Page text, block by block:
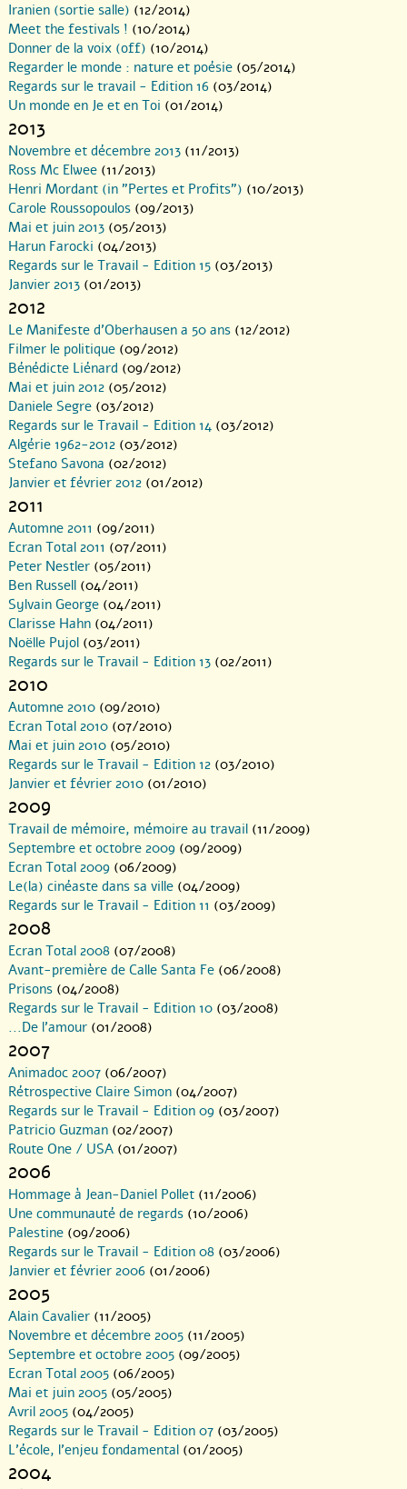
Iranien (sortie salle) (12/2014)
Meet the festivals ! (10/2014)
Donner de la voix (off) (10/2014)
Regarder le monde : nature et poésie (05/2014)
Regards sur le travail - Edition 16 (03/2014)
Un monde en Je et en Toi (01/2014)
2013
Novembre et décembre 2013 (11/2013)
Ross Mc Elwee (11/2013)
Henri Mordant (in "Pertes et Profits") (10/2013)
Carole Roussopoulos (09/2013)
Mai et juin 2013 (05/2013)
Harun Farocki (04/2013)
Regards sur le Travail - Edition 15 (03/2013)
Janvier 2013 (01/2013)
2012
Le Manifeste d’Oberhausen a 50 ans (12/2012)
Filmer le politique (09/2012)
Bénédicte Liénard (09/2012)
Mai et juin 2012 (05/2012)
Daniele Segre (03/2012)
Regards sur le Travail - Edition 14 (03/2012)
Algérie 1962-2012 (03/2012)
Stefano Savona (02/2012)
Janvier et février 2012 (01/2012)
2011
Automne 2011 (09/2011)
Ecran Total 2011 (07/2011)
Peter Nestler (05/2011)
Ben Russell (04/2011)
Sylvain George (04/2011)
Clarisse Hahn (04/2011)
Noëlle Pujol (03/2011)
Regards sur le Travail - Edition 13 (02/2011)
2010
Automne 2010 (09/2010)
Ecran Total 2010 (07/2010)
Mai et juin 2010 (05/2010)
Regards sur le Travail - Edition 12 (03/2010)
Janvier et février 2010 (01/2010)
2009
Travail de mémoire, mémoire au travail (11/2009)
Septembre et octobre 2009 (09/2009)
Ecran Total 2009 (06/2009)
Le(la) cinéaste dans sa ville (04/2009)
Regards sur le Travail - Edition 11 (03/2009)
2008
Ecran Total 2008 (07/2008)
Avant-première de Calle Santa Fe (06/2008)
Prisons (04/2008)
Regards sur le Travail - Edition 10 (03/2008)
...De l’amour (01/2008)
2007
Animadoc 2007 (06/2007)
Rétrospective Claire Simon (04/2007)
Regards sur le Travail - Edition 09 (03/2007)
Patricio Guzman (02/2007)
Route One / USA (01/2007)
2006
Hommage à Jean-Daniel Pollet (11/2006)
Une communauté de regards (10/2006)
Palestine (09/2006)
Regards sur le Travail - Edition 08 (03/2006)
Janvier et février 2006 (01/2006)
2005
Alain Cavalier (11/2005)
Novembre et décembre 2005 (11/2005)
Septembre et octobre 2005 (09/2005)
Ecran Total 2005 (06/2005)
Mai et juin 2005 (05/2005)
Avril 2005 (04/2005)
Regards sur le Travail - Edition 07 (03/2005)
L’école, l’enjeu fondamental (01/2005)
2004